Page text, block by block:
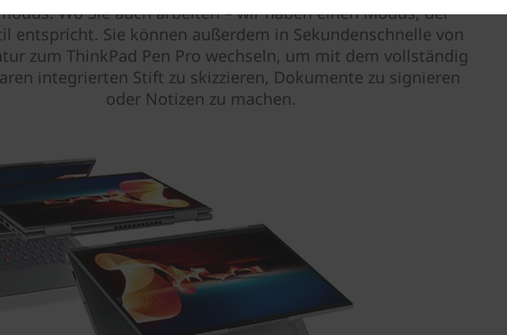
Wo Sie auch arbeiten – wir haben einen Modus, der
entspricht. Sie können außerdem in Sekundenschnelle von
zum ThinkPad Pen Pro wechseln, um mit dem vollständig
integrierten Stift zu skizzieren, Dokumente zu signieren
oder Notizen zu machen.